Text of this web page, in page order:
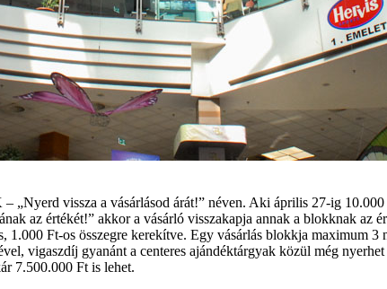
vissza a vásárlásod árát!” néven. Aki április 27-ig
az értékét!” akkor a vásárló visszakapja annak a blokknak
Ft-os összegre kerekítve. Egy vásárlás blokkja maximum 3
vigaszdíj gyanánt a centeres ajándéktárgyak közül még
7.500.000 Ft is lehet.